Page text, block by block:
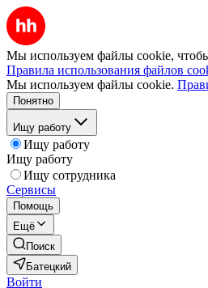
Мы используем файлы cookie, чтобы
Правила использования файлов
Мы используем файлы cookie.
Понятно
Ищу работу
Ищу работу
Ищу работу
Ищу сотрудника
Сервисы
Помощь
Ещё
Поиск
Батецкий
Войти